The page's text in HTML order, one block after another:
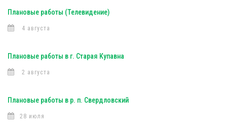
Плановые работы (Телевидение)
4 августа
Плановые работы в г. Старая Купавна
2 августа
Плановые работы в р. п. Свердловский
28 июля